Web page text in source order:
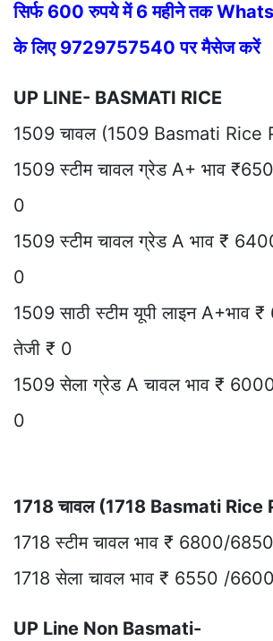
सिर्फ 600 रुपये में 6 महीने तक
के लिए 9729757540 पर मैसेज करें
UP LINE- BASMATI RICE
1509 चावल (1509 Basmati Rice
1509 स्टीम चावल ग्रेड A+ भाव
0
1509 स्टीम चावल ग्रेड A भाव ₹
0
1509 साठी स्टीम यूपी लाइन A+भाव
तेजी ₹ 0
1509 सेला ग्रेड A चावल भाव ₹
0
1718 चावल (1718 Basmati Rice
1718 स्टीम चावल भाव ₹ 6800/
1718 सेला चावल भाव ₹ 6550 /
UP Line Non Basmati-